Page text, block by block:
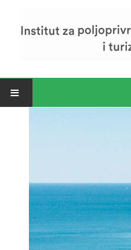
Zavod za
Zavod za ekonomiku
Zavod za turizam
Pokusno
Zaposlenici